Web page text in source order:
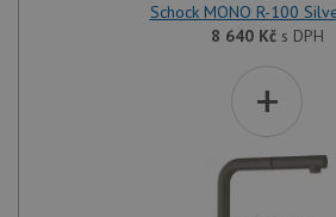
Schock MONO R-100
8 640 Kčs DPH
+